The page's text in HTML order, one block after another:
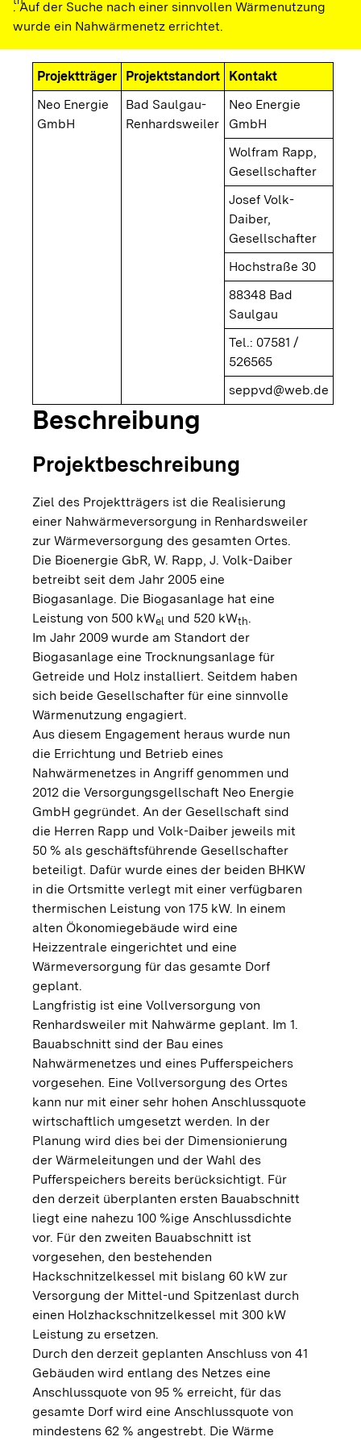
. Auf der Suche nach einer sinnvollen Wärmenutzung
wurde ein Nahwärmenetz errichtet.
Projektträger Projektstandort
Kontakt
Neo Energie
GmbH
Bad Saulgau-
Renhardsweiler
Neo Energie
GmbH
Wolfram Rapp,
Gesellschafter
Josef Volk-
Daiber,
Gesellschafter
Hochstraße 30
88348 Bad
Saulgau
Tel.: 07581 /
526565
seppvd@web.de
Beschreibung
Projektbeschreibung
Ziel des Projektträgers ist die Realisierung
einer Nahwärmeversorgung in Renhardsweiler
zur Wärmeversorgung des gesamten Ortes.
Die Bioenergie GbR, W. Rapp, J. Volk-Daiber
betreibt seit dem Jahr 2005 eine
Biogasanlage. Die Biogasanlage hat eine
Leistung von 500 kWel und 520 kWth.
Im Jahr 2009 wurde am Standort der
Biogasanlage eine Trocknungsanlage für
Getreide und Holz installiert. Seitdem haben
sich beide Gesellschafter für eine sinnvolle
Wärmenutzung engagiert.
Aus diesem Engagement heraus wurde nun
die Errichtung und Betrieb eines
Nahwärmenetzes in Angriff genommen und
2012 die Versorgungsgellschaft Neo Energie
GmbH gegründet. An der Gesellschaft sind
die Herren Rapp und Volk-Daiber jeweils mit
50 % als geschäftsführende Gesellschafter
beteiligt. Dafür wurde eines der beiden BHKW
in die Ortsmitte verlegt mit einer verfügbaren
thermischen Leistung von 175 kW. In einem
alten Ökonomiegebäude wird eine
Heizzentrale eingerichtet und eine
Wärmeversorgung für das gesamte Dorf
geplant.
Langfristig ist eine Vollversorgung von
Renhardsweiler mit Nahwärme geplant. Im 1.
Bauabschnitt sind der Bau eines
Nahwärmenetzes und eines Pufferspeichers
vorgesehen. Eine Vollversorgung des Ortes
kann nur mit einer sehr hohen Anschlussquote
wirtschaftlich umgesetzt werden. In der
Planung wird dies bei der Dimensionierung
der Wärmeleitungen und der Wahl des
Pufferspeichers bereits berücksichtigt. Für
den derzeit überplanten ersten Bauabschnitt
liegt eine nahezu 100 %ige Anschlussdichte
vor. Für den zweiten Bauabschnitt ist
vorgesehen, den bestehenden
Hackschnitzelkessel mit bislang 60 kW zur
Versorgung der Mittel-und Spitzenlast durch
einen Holzhackschnitzelkessel mit 300 kW
Leistung zu ersetzen.
Durch den derzeit geplanten Anschluss von 41
Gebäuden wird entlang des Netzes eine
Anschlussquote von 95 % erreicht, für das
gesamte Dorf wird eine Anschlussquote von
mindestens 62 % angestrebt. Die Wärme